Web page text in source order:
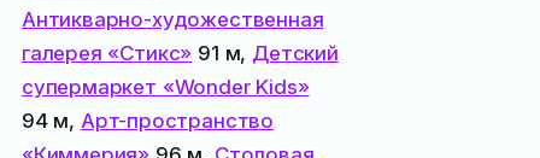
Антикварно-художественная
галерея «Стикс» 91 м, Детский
супермаркет «Wonder Kids»
94 м, Арт-пространство